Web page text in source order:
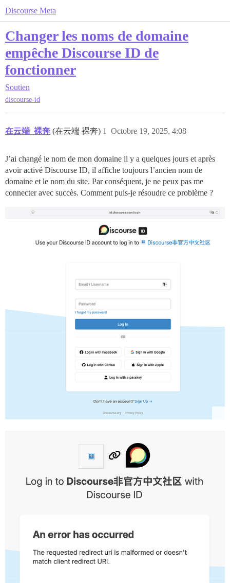
Discourse Meta
Changer les noms de domaine
empêche Discourse ID de
fonctionner
Soutien
discourse-id
在云端_裸奔 (在云端 裸奔) Octobre 19, 2025, 4:08
1
J’ai changé le nom de mon domaine il y a quelques jours et après
avoir activé Discourse ID, il affiche toujours l’ancien nom de
domaine et le nom du site. Par conséquent, je ne peux pas me
connecter avec succès. Comment puis-je résoudre ce problème ?